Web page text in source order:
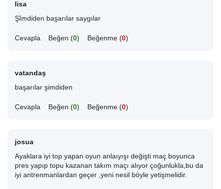
lisa
Şİmdiden başarılar saygılar
Cevapla Beğen (0) Beğenme (0)
vatandaş
başarılar şimdiden
Cevapla Beğen (0) Beğenme (0)
josua
Ayaklara iyi top yapan oyun anlaıyışı değişti maç boyunca
pres yapıp topu kazanan takım maçı alıyor çoğunlukla,bu da
iyi antrenmanlardan geçer ,yeni nesil böyle yetişmelidir.